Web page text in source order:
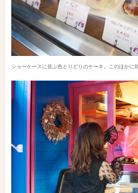
ショーケースに並ぶ色とりどりのケーキ。このほかに